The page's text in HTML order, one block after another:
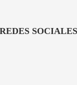
REDES SOCIALES